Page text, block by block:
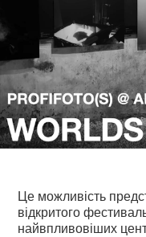
Це можливість
відкритого
найвпливовіших